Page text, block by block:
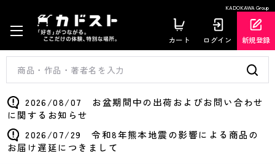
KADOKAWA Group
カート ログイン 新規登録
2026/08/07 お盆期間中の出荷およびお問い合わせ
に関するお知らせ
2026/07/29 令和8年熊本地震の影響による商品の
お届け遅延につきまして